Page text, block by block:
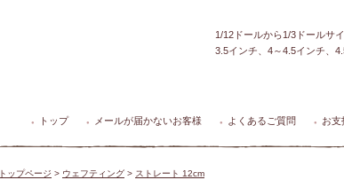
1/12ドールから1/3ドールサ
3.5インチ、4～4.5インチ、
● トップ ● メールが届かないお客様 ● よくあるご質問 ● お支
トップページ > ウェフティング > ストレート 12cm